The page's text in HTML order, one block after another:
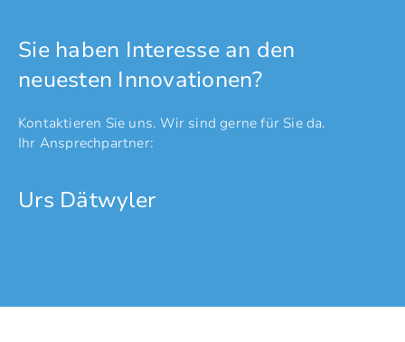
Sie haben Interesse an den
neuesten Innovationen?
Kontaktieren Sie uns. Wir sind gerne für Sie da.
Ihr Ansprechpartner:
Urs Dätwyler